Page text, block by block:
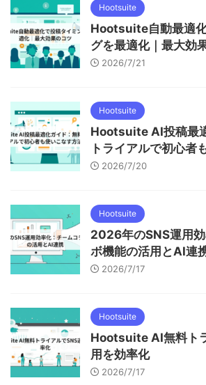
Hootsuite
Hootsuite自動最適
グを最適化｜最大効
2026/7/21
Hootsuite
Hootsuite AI投稿最
トライアルで初心者
2026/7/20
Hootsuite
2026年のSNS運用
ボ機能の活用とAI連
2026/7/17
Hootsuite
Hootsuite AI無料ト
用を効率化
2026/7/17